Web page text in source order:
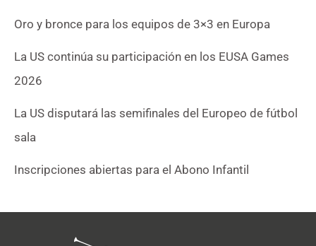
Oro y bronce para los equipos de 3×3 en Europa
La US continúa su participación en los EUSA Games
2026
La US disputará las semifinales del Europeo de fútbol
sala
Inscripciones abiertas para el Abono Infantil